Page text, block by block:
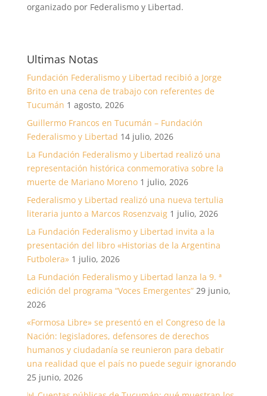
organizado por Federalismo y Libertad.
Ultimas Notas
Fundación Federalismo y Libertad recibió a Jorge
Brito en una cena de trabajo con referentes de
Tucumán 1 agosto, 2026
Guillermo Francos en Tucumán – Fundación
Federalismo y Libertad 14 julio, 2026
La Fundación Federalismo y Libertad realizó una
representación histórica conmemorativa sobre la
muerte de Mariano Moreno 1 julio, 2026
Federalismo y Libertad realizó una nueva tertulia
literaria junto a Marcos Rosenzvaig 1 julio, 2026
La Fundación Federalismo y Libertad invita a la
presentación del libro «Historias de la Argentina
Futbolera» 1 julio, 2026
La Fundación Federalismo y Libertad lanza la 9. ª
edición del programa “Voces Emergentes” 29 junio,
2026
«Formosa Libre» se presentó en el Congreso de la
Nación: legisladores, defensores de derechos
humanos y ciudadanía se reunieron para debatir
una realidad que el país no puede seguir ignorando
25 junio, 2026